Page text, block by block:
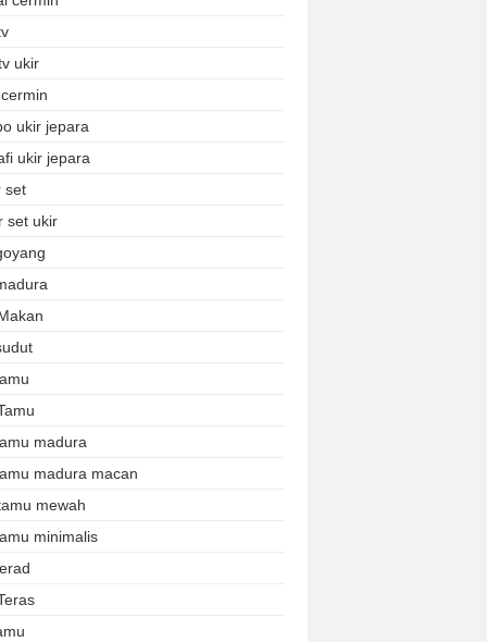
ukir
ukir jepara
ukir jepara
set
set ukir
madura
madura macan
mewah
minimalis